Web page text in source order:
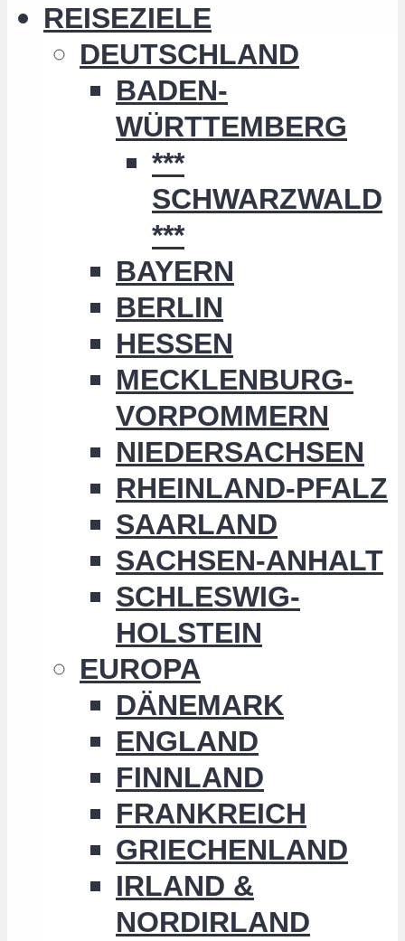
REISEZIELE
DEUTSCHLAND
BADEN-
WÜRTTEMBERG
***
SCHWARZWALD
***
BAYERN
BERLIN
HESSEN
MECKLENBURG-
VORPOMMERN
NIEDERSACHSEN
RHEINLAND-PFALZ
SAARLAND
SACHSEN-ANHALT
SCHLESWIG-
HOLSTEIN
EUROPA
DÄNEMARK
ENGLAND
FINNLAND
FRANKREICH
GRIECHENLAND
IRLAND &
NORDIRLAND